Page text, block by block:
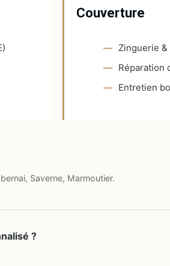
Couverture
Zinguerie
Réparation
Entretien
Saverne, Marmoutier.
?